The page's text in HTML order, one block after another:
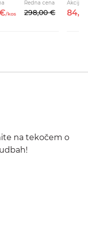
/kos
Redna cena
298,00 € 84,
na tekočem o